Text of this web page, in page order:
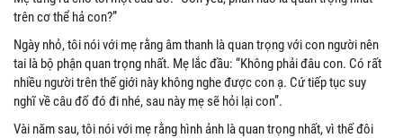
trên cơ thể hả con?”
Ngày nhỏ, tôi nói với mẹ rằng âm thanh là quan trọng với con người nên
tai là bộ phận quan trọng nhất. Mẹ lắc đầu: “Không phải đâu con. Có rất
nhiều người trên thế giới này không nghe được con ạ. Cứ tiếp tục suy
nghĩ về câu đố đó đi nhé, sau này mẹ sẽ hỏi lại con”.
Vài năm sau, tôi nói với mẹ rằng hình ảnh là quan trọng nhất, vì thế đôi